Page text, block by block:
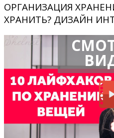
ОРГАНИЗАЦИЯ
ХРАНИТЬ? ДИЗАЙН